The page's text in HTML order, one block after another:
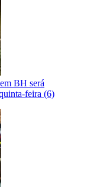
BH será
feira (6)